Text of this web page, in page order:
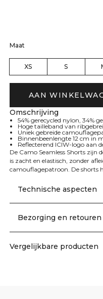
Maat
XS S
AAN
Omschrijving
54% gerecycled nylon, 34%
Hoge tailleband van
Uniek gebreide
Binnenbeenlengte 12 cm in
Reflecterend ICIW-logo aan
De Camo Seamless Shorts zijn
is zacht en elastisch, zonder
camouflagepatroon. De shorts
Hoge taille. Binnenbeenlengte
gerecycled polyester, 12%
Technische aspecten
Bezorging en retouren
Vergelijkbare producten